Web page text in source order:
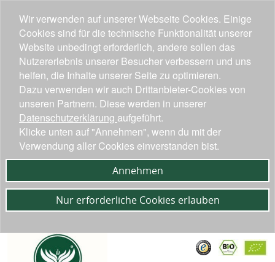
Wir verwenden auf unserer Webseite Cookies. Einige
Cookies sind für die technische Funktionalität unserer
Website unbedingt erforderlich, andere sollen das
Nutzererlebnis unserer Besucher verbessern und uns
helfen, die Inhalte unserer Seite zu optimieren.
Dazu verwenden wir auch Drittanbieter-Cookies von
unseren Partnern. Diese werden in unserer
Datenschutzerklärung aufgeführt.
Klicke unten auf "Annehmen", wenn du mit der
Verwendung aller Cookies einverstanden bist.
Annehmen
Nur erforderliche Cookies erlauben